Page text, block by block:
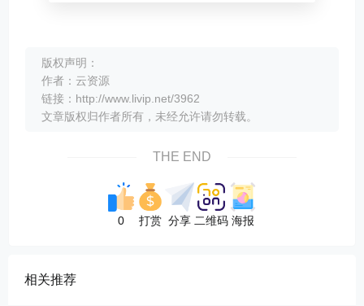
版权声明：
作者：云资源
链接：http://www.livip.net/3962
文章版权归作者所有，未经允许请勿转载。
THE END
0 打赏 分享 二维码 海报
相关推荐